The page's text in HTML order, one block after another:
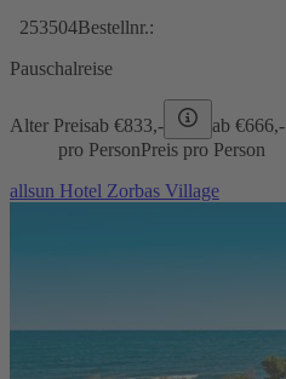
253504Bestellnr.:
Pauschalreise
Alter Preisab €833,- ab €666,-
pro PersonPreis pro Person
allsun Hotel Zorbas Village